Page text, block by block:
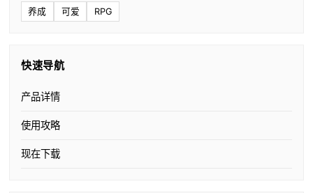
养成 可爱 RPG
快速导航
产品详情
使用攻略
现在下载